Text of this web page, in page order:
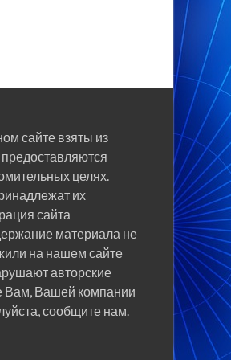
сайте взяты из
целях.
их
сайта
материала не
на нашем сайте
авторские
Вам, Вашей компании
сообщите нам.